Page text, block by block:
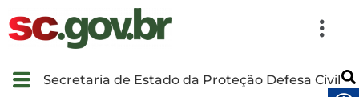
Secretaria de Estado da Proteção Defesa Civil